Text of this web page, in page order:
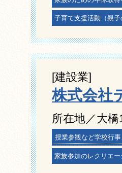
子育て支援活動（親
[建設業]
株式会社
所在地／大
授業参観など学校行
家族参加のレクリエ